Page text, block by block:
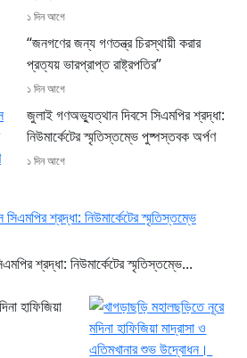
১ দিন আগে
“জনগণের জন্য গণতন্ত্র চিরস্থায়ী করার
প্রত্যয় ভারপ্রাপ্ত রাষ্ট্রপতির”
১ দিন আগে
জুলাই গণঅভ্যুত্থান দিবসে সিএমপির শ্রদ্ধা:
নিউমার্কেটের স্মৃতিস্তম্ভে পুষ্পস্তবক অর্পণ
১ দিন আগে
শ্রদ্ধা: নিউমার্কেটের স্মৃতিস্তম্ভে...
হাফিজিয়া